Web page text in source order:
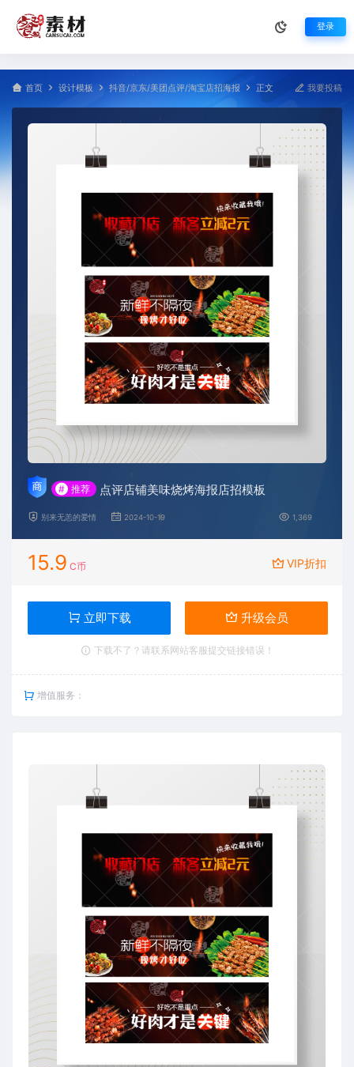
登录
首页 设计模板 抖音/京东/美团点评/淘宝店招海报 正文 我要投稿
# 推荐 点评店铺美味烧烤海报店招模板
别来无恙的爱情 2024-10-19 1,369
15.9 C币 VIP折扣
立即下载 升级会员
下载不了？请联系网站客服提交链接错误！
增值服务：